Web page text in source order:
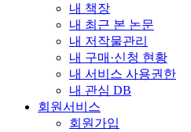
내 책장
내 최근 본 논문
내 저작물관리
내 구매·신청 현황
내 서비스 사용권한
내 관심 DB
회원서비스
회원가입